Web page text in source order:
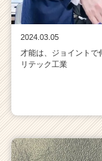
2024.03.05
才能は、ジョイントで
リテック工業